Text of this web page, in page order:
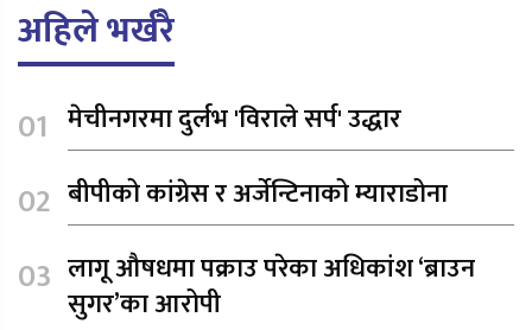
अहिले भर्खरै
मेचीनगरमा दुर्लभ 'विराले सर्प' उद्धार
बीपीको कांग्रेस र अर्जेन्टिनाको म्याराडोना
लागू औषधमा पक्राउ परेका अधिकांश ‘ब्राउन
सुगर’का आरोपी